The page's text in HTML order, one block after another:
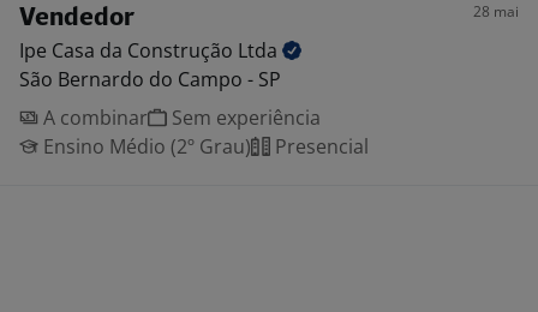
Vendedor 28 mai
Ipe Casa da Construção Ltda
São Bernardo do Campo - SP
A combinar
Sem experiência
Ensino Médio (2º Grau)
Presencial